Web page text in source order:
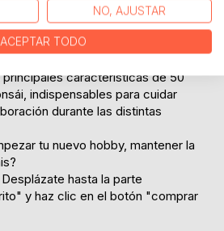
a la descripción de las
más comunes, para ofrecer
principales características de 50
indispensables para cuidar
durante las distintas
tu nuevo hobby, mantener la
hasta la parte
y haz clic en el botón "comprar
NO, AJUSTAR
ACEPTAR TODO